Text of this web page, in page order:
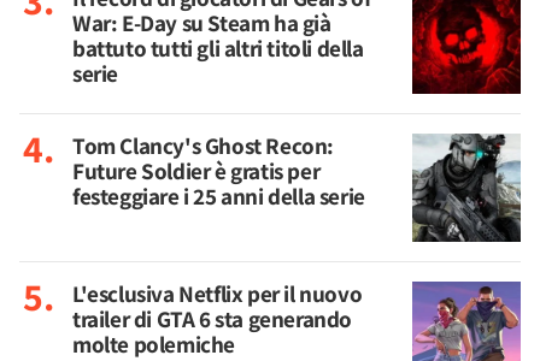
War: E-Day su Steam ha già
battuto tutti gli altri titoli della
serie
Tom Clancy's Ghost Recon:
Future Soldier è gratis per
festeggiare i 25 anni della serie
L'esclusiva Netflix per il nuovo
trailer di GTA 6 sta generando
molte polemiche